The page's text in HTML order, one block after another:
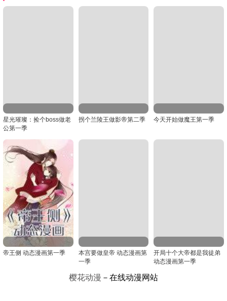
星光璀璨：捡个boss做老
公第一季
拐个兰陵王做影帝第二季 今天开始做魔王第一季
帝王侧 动态漫画第一季
本宫要做皇帝 动态漫画第
一季
开局十个大帝都是我徒弟
动态漫画第一季
樱花动漫 －在线动漫网站